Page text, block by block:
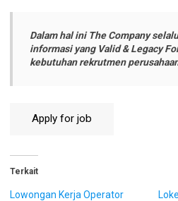
Dalam hal ini The Company
informasi yang Valid & Legacy
kebutuhan rekrutmen
Terkait
Lowongan Kerja Operator